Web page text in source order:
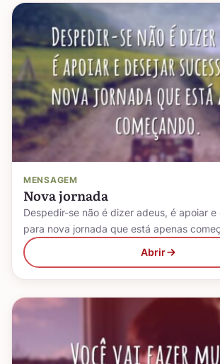
MENSAGEM
Nova jornada
Despedir-se não é dizer adeus, é apoiar e
para nova jornada que está apenas
Abrir